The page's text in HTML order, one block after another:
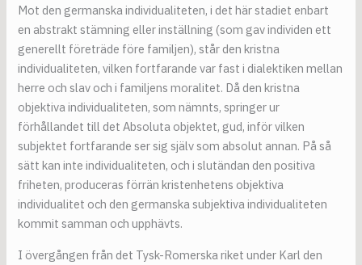
Mot den germanska individualiteten, i det här stadiet enbart
en abstrakt stämning eller inställning (som gav individen ett
generellt företräde före familjen), står den kristna
individualiteten, vilken fortfarande var fast i dialektiken mellan
herre och slav och i familjens moralitet. Då den kristna
objektiva individualiteten, som nämnts, springer ur
förhållandet till det Absoluta objektet, gud, inför vilken
subjektet fortfarande ser sig själv som absolut annan. På så
sätt kan inte individualiteten, och i slutändan den positiva
friheten, produceras förrän kristenhetens objektiva
individualitet och den germanska subjektiva individualiteten
kommit samman och upphävts.
I övergången från det Tysk-Romerska riket under Karl den